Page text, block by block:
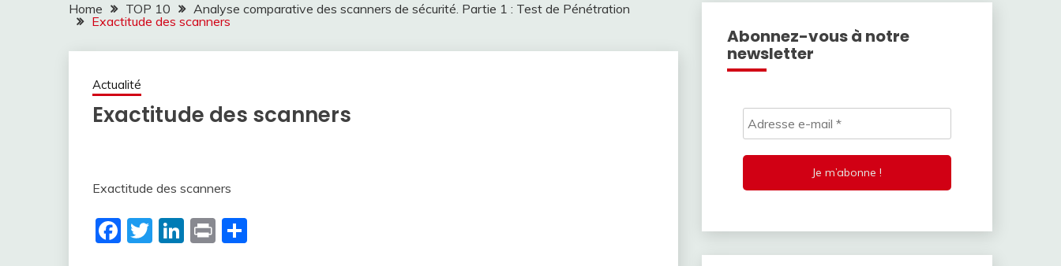
Home TOP 10
Analyse comparative des scanners de sécurité. Partie 1 : Test de Pénétration
Exactitude des scanners
Actualité
Exactitude des scanners
Exactitude des scanners
Facebook
Twitter
LinkedIn
Print
Abonnez-vous à notre
newsletter